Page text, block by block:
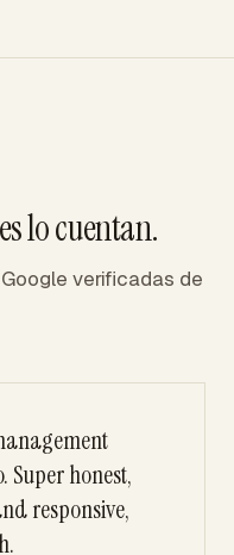
lo cuentan.
verificadas de
Super honest,
responsive,